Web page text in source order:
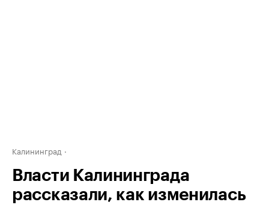
Калининград
Власти Калининграда
рассказали, как изменилась